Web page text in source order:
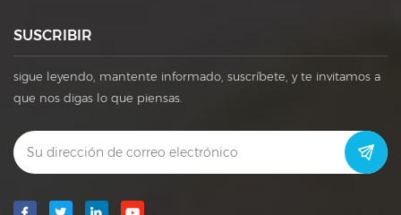
SUSCRIBIR
sigue leyendo, mantente informado, suscríbete, y te invitamos a
que nos digas lo que piensas.